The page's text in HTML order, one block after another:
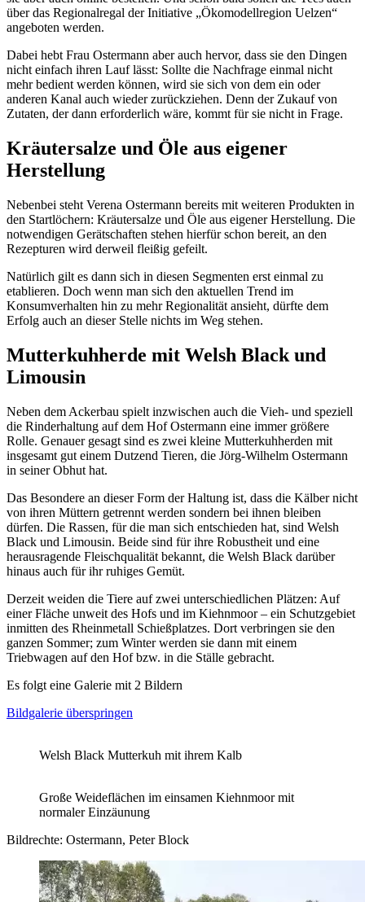
über das Regionalregal der Initiative „Ökomodellregion Uelzen“
angeboten werden.
Dabei hebt Frau Ostermann aber auch hervor, dass sie den Dingen
nicht einfach ihren Lauf lässt: Sollte die Nachfrage einmal nicht
mehr bedient werden können, wird sie sich von dem ein oder
anderen Kanal auch wieder zurückziehen. Denn der Zukauf von
Zutaten, der dann erforderlich wäre, kommt für sie nicht in Frage.
Kräutersalze und Öle aus eigener
Herstellung
Nebenbei steht Verena Ostermann bereits mit weiteren Produkten in
den Startlöchern: Kräutersalze und Öle aus eigener Herstellung. Die
notwendigen Gerätschaften stehen hierfür schon bereit, an den
Rezepturen wird derweil fleißig gefeilt.
Natürlich gilt es dann sich in diesen Segmenten erst einmal zu
etablieren. Doch wenn man sich den aktuellen Trend im
Konsumverhalten hin zu mehr Regionalität ansieht, dürfte dem
Erfolg auch an dieser Stelle nichts im Weg stehen.
Mutterkuhherde mit Welsh Black und
Limousin
Neben dem Ackerbau spielt inzwischen auch die Vieh- und speziell
die Rinderhaltung auf dem Hof Ostermann eine immer größere
Rolle. Genauer gesagt sind es zwei kleine Mutterkuhherden mit
insgesamt gut einem Dutzend Tieren, die Jörg-Wilhelm Ostermann
in seiner Obhut hat.
Das Besondere an dieser Form der Haltung ist, dass die Kälber nicht
von ihren Müttern getrennt werden sondern bei ihnen bleiben
dürfen. Die Rassen, für die man sich entschieden hat, sind Welsh
Black und Limousin. Beide sind für ihre Robustheit und eine
herausragende Fleischqualität bekannt, die Welsh Black darüber
hinaus auch für ihr ruhiges Gemüt.
Derzeit weiden die Tiere auf zwei unterschiedlichen Plätzen: Auf
einer Fläche unweit des Hofs und im Kiehnmoor – ein Schutzgebiet
inmitten des Rheinmetall Schießplatzes. Dort verbringen sie den
ganzen Sommer; zum Winter werden sie dann mit einem
Triebwagen auf den Hof bzw. in die Ställe gebracht.
Es folgt eine Galerie mit 2 Bildern
Bildgalerie überspringen
Welsh Black Mutterkuh mit ihrem Kalb
Große Weideflächen im einsamen Kiehnmoor mit
normaler Einzäunung
Bildrechte: Ostermann, Peter Block